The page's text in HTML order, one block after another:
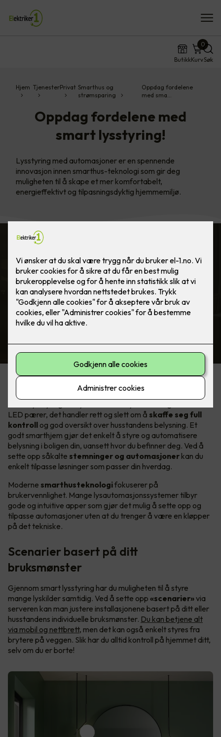
ButikkKurv
0
Søk
Hjem TjenesterPrivat Smarthus og
strømsparing
Oppdag fordelene
med sma…
Oppdag fordelene med
smart lysstyring!
Lysstyring med automasjoner er en spennende
innovasjon innen smarthus-teknologi som gir deg
muligheten til å skape et mer komfortabelt,
energieffektivt og tilpasningsdyktig hjemmemiljø.
ELKO Smart
Automatisk lys ved bevegelse. Helt
automagisk!
Hva er egentlig smart lysstyring?
LED pærer, det handler rett og slett om å skaffe seg full
kontroll og god oversikt over husstandens belysning. Et
godt smarthjem gjør det enkelt å styre og automatisere
belysning i boligen din, uansett hvor du befinner deg. Ved å
sette opp såkalte stemninger og automasjoner kan du
enkelt tilpasse løsninger som passer din hverdag.
Moderne smarthusteknologifokuserer på
brukervennlighet. Mange lysautomasjonssystemer tilbyr
gode og intuitive apper som gjør det mulig å sette opp og
tilpasse automasjoner uten at du trenger å være en kløpper
på det tekniske.
Scenarier basert på ditt
bruksmønster
Gjennom smart lysstyring har du muligheten til å styre
mange lyskilder samtidig. Ved å sette opp «scenarier»via
serveren kan man justere installasjonene basert på ditt eller
husstandens individuelle bruksmønster. Du kan betjene alt
via mobil og nettbrett, men det kan også enkelt styres fra
brytere på veggen. Slik har du alltid kontroll på hjemmet ditt,
selv om du er borte!